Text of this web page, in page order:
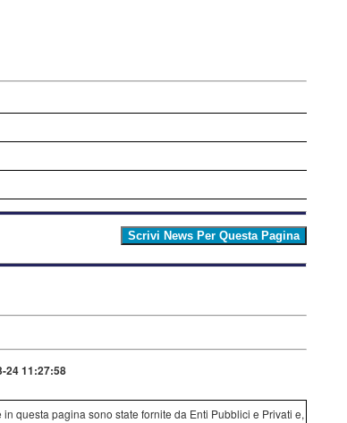
24 11:27:58
in questa pagina sono state fornite da Enti Pubblici e Privati e,